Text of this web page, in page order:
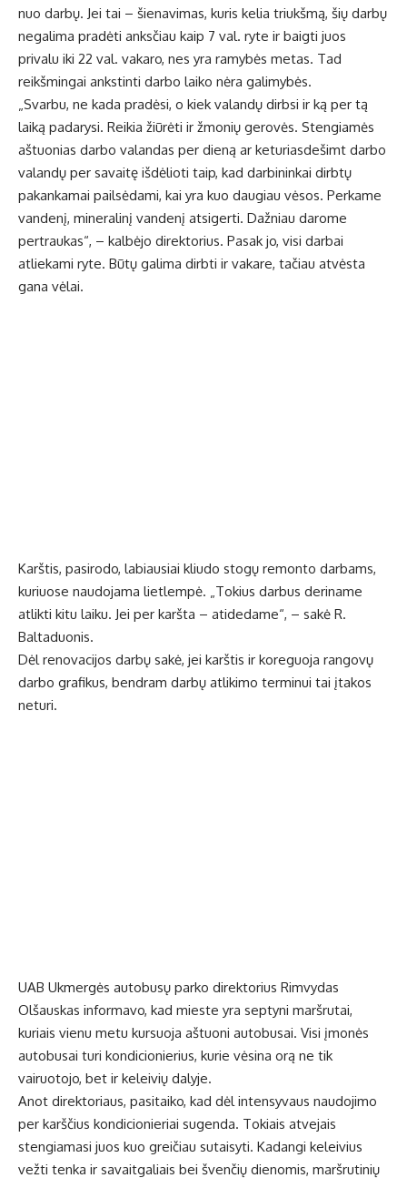
nuo darbų. Jei tai – šienavimas, kuris kelia triukšmą, šių darbų
negalima pradėti anksčiau kaip 7 val. ryte ir baigti juos
privalu iki 22 val. vakaro, nes yra ramybės metas. Tad
reikšmingai ankstinti darbo laiko nėra galimybės.
„Svarbu, ne kada pradėsi, o kiek valandų dirbsi ir ką per tą
laiką padarysi. Reikia žiūrėti ir žmonių gerovės. Stengiamės
aštuonias darbo valandas per dieną ar keturiasdešimt darbo
valandų per savaitę išdėlioti taip, kad darbininkai dirbtų
pakankamai pailsėdami, kai yra kuo daugiau vėsos. Perkame
vandenį, mineralinį vandenį atsigerti. Dažniau darome
pertraukas“, – kalbėjo direktorius. Pasak jo, visi darbai
atliekami ryte. Būtų galima dirbti ir vakare, tačiau atvėsta
gana vėlai.
Karštis, pasirodo, labiausiai kliudo stogų remonto darbams,
kuriuose naudojama lietlempė. „Tokius darbus deriname
atlikti kitu laiku. Jei per karšta – atidedame“, – sakė R.
Baltaduonis.
Dėl renovacijos darbų sakė, jei karštis ir koreguoja rangovų
darbo grafikus, bendram darbų atlikimo terminui tai įtakos
neturi.
UAB Ukmergės autobusų parko direktorius Rimvydas
Olšauskas informavo, kad mieste yra septyni maršrutai,
kuriais vienu metu kursuoja aštuoni autobusai. Visi įmonės
autobusai turi kondicionierius, kurie vėsina orą ne tik
vairuotojo, bet ir keleivių dalyje.
Anot direktoriaus, pasitaiko, kad dėl intensyvaus naudojimo
per karščius kondicionieriai sugenda. Tokiais atvejais
stengiamasi juos kuo greičiau sutaisyti. Kadangi keleivius
vežti tenka ir savaitgaliais bei švenčių dienomis, maršrutinių